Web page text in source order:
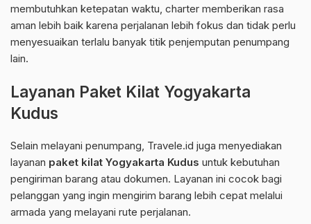
membutuhkan ketepatan waktu, charter memberikan rasa
aman lebih baik karena perjalanan lebih fokus dan tidak perlu
menyesuaikan terlalu banyak titik penjemputan penumpang
lain.
Layanan Paket Kilat Yogyakarta
Kudus
Selain melayani penumpang, Travele.id juga menyediakan
layanan paket kilat Yogyakarta Kudus untuk kebutuhan
pengiriman barang atau dokumen. Layanan ini cocok bagi
pelanggan yang ingin mengirim barang lebih cepat melalui
armada yang melayani rute perjalanan.